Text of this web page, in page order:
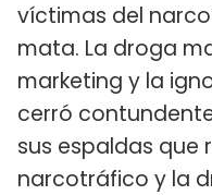
víctimas del
mata. La droga
marketing y la
cerró
sus espaldas que
narcotráfico y la